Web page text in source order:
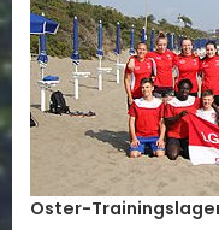
Oster-